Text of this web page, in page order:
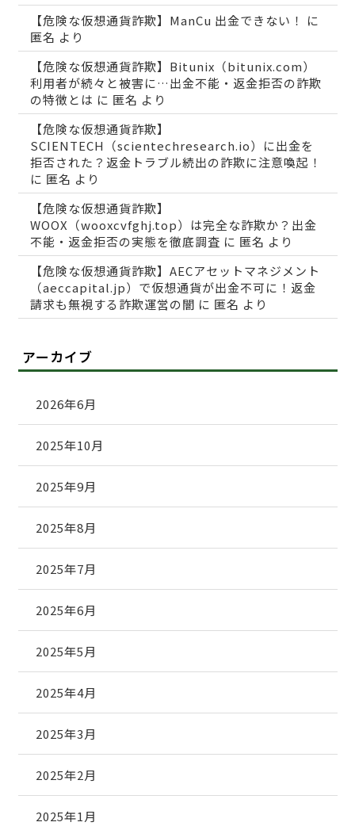
【危険な仮想通貨詐欺】ManCu 出金できない！
に
匿名 より
【危険な仮想通貨詐欺】Bitunix（bitunix.com）
利用者が続々と被害に…出金不能・返金拒否の詐欺
の特徴とは に 匿名 より
【危険な仮想通貨詐欺】
SCIENTECH（scientechresearch.io）に出金を
拒否された？返金トラブル続出の詐欺に注意喚起！
に 匿名 より
【危険な仮想通貨詐欺】
WOOX（wooxcvfghj.top）は完全な詐欺か？出金
不能・返金拒否の実態を徹底調査 に 匿名 より
【危険な仮想通貨詐欺】AECアセットマネジメント
（aeccapital.jp）で仮想通貨が出金不可に！返金
請求も無視する詐欺運営の闇 に 匿名 より
アーカイブ
2026年6月
2025年10月
2025年9月
2025年8月
2025年7月
2025年6月
2025年5月
2025年4月
2025年3月
2025年2月
2025年1月